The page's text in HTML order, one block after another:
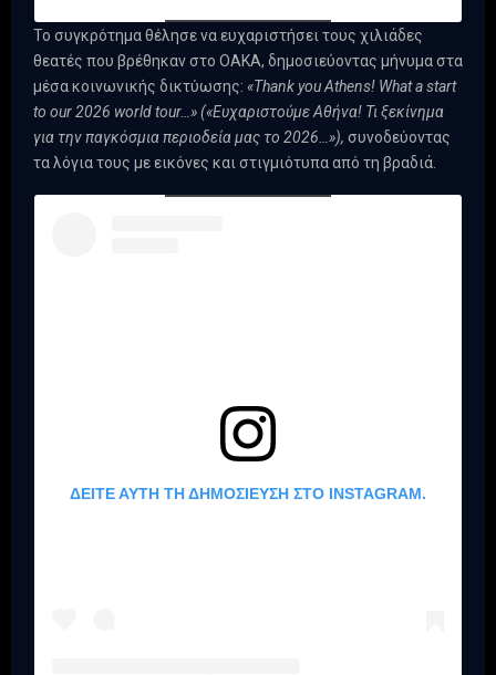
Το συγκρότημα θέλησε να ευχαριστήσει τους χιλιάδες
θεατές που βρέθηκαν στο ΟΑΚΑ, δημοσιεύοντας μήνυμα στα
μέσα κοινωνικής δικτύωσης: «Thank you Athens! What a start
to our 2026 world tour…» («Ευχαριστούμε Αθήνα! Τι ξεκίνημα
για την παγκόσμια περιοδεία μας το 2026…»), συνοδεύοντας
τα λόγια τους με εικόνες και στιγμιότυπα από τη βραδιά.
ΔΕΊΤΕ ΑΥΤΉ ΤΗ ΔΗΜΟΣΊΕΥΣΗ ΣΤΟ INSTAGRAM.